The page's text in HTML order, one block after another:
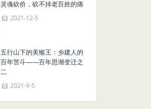
灵魂砍价，砍不掉老百姓的痛
2021-12-5
五行山下的美猴王：乡建人的
百年苦斗——百年思潮变迁之
二
2021-9-5